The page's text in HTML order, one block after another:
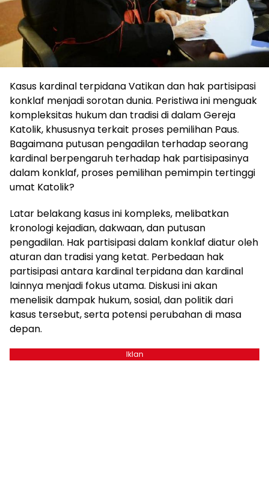
Kasus kardinal terpidana Vatikan dan hak partisipasi
konklaf menjadi sorotan dunia. Peristiwa ini menguak
kompleksitas hukum dan tradisi di dalam Gereja
Katolik, khususnya terkait proses pemilihan Paus.
Bagaimana putusan pengadilan terhadap seorang
kardinal berpengaruh terhadap hak partisipasinya
dalam konklaf, proses pemilihan pemimpin tertinggi
umat Katolik?
Latar belakang kasus ini kompleks, melibatkan
kronologi kejadian, dakwaan, dan putusan
pengadilan. Hak partisipasi dalam konklaf diatur oleh
aturan dan tradisi yang ketat. Perbedaan hak
partisipasi antara kardinal terpidana dan kardinal
lainnya menjadi fokus utama. Diskusi ini akan
menelisik dampak hukum, sosial, dan politik dari
kasus tersebut, serta potensi perubahan di masa
depan.
Iklan